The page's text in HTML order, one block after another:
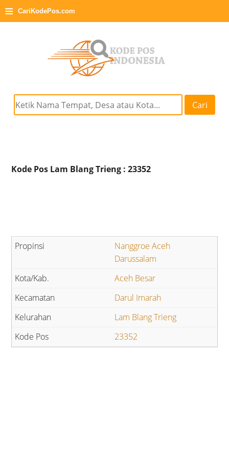
≡ CariKodePos.com
Cari
Kode Pos Lam Blang Trieng : 23352
Nanggroe Aceh
Darussalam
Aceh Besar
Darul Imarah
Lam Blang Trieng
23352